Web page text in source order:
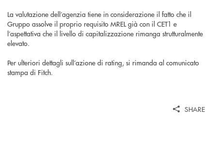
La valutazione dell’agenzia tiene in considerazione il fatto che il
Gruppo assolve il proprio requisito MREL già con il CET1 e
l’aspettativa che il livello di capitalizzazione rimanga strutturalmente
elevato.
Per ulteriori dettagli sull’azione di rating, si rimanda al comunicato
stampa di Fitch.
SHARE